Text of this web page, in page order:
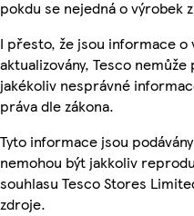
pokdu se nejedná o výrobek
I přesto, že jsou informace
aktualizovány, Tesco
jakékoliv nesprávné
práva dle zákona.
Tyto informace jsou
nemohou být jakkoliv
souhlasu Tesco Stores
zdroje.